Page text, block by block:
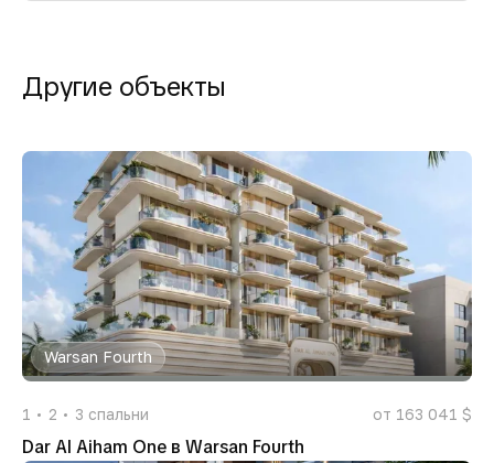
Другие объекты
Warsan Fourth
1 2 3 спальни от 163 041 $
Dar Al Aiham One в Warsan Fourth